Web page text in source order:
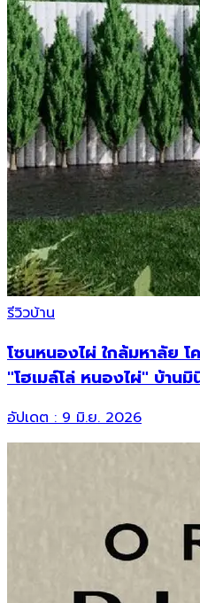
รีวิวบ้าน
โซนหนองไผ่ ใกล้มหาลัย
"โฮเมล์โล่ หนองไผ่" บ้าน
อัปเดต : 9 มิ.ย. 2026